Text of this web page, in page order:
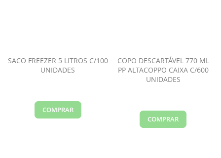
SACO FREEZER 5 LITROS C/100
UNIDADES
COMPRAR
COPO DESCARTÁVEL 770 ML
PP ALTACOPPO CAIXA C/600
UNIDADES
COMPRAR